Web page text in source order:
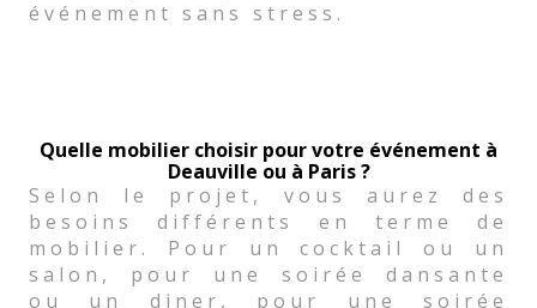
événement sans stress.
Quelle mobilier choisir pour votre événement à
Deauville ou à Paris ?
Selon le projet, vous aurez des
besoins différents en terme de
mobilier. Pour un cocktail ou un
salon, pour une soirée dansante
ou un diner, pour une soirée